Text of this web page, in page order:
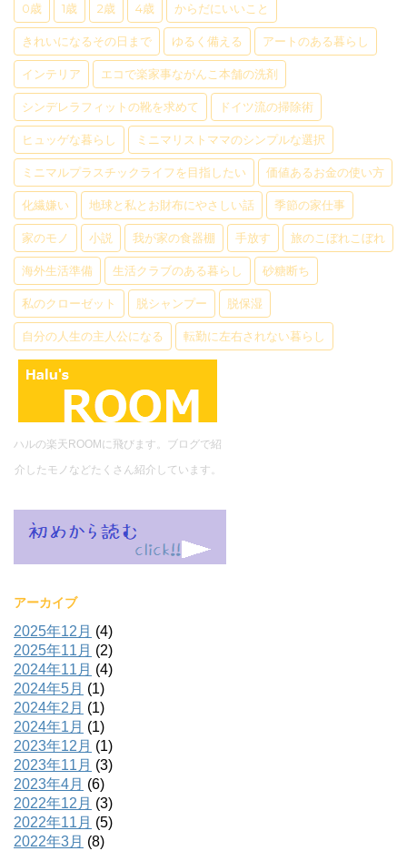
0歳 1歳 2歳 4歳 からだにいいこと
きれいになるその日まで ゆるく備える アートのある暮らし
インテリア エコで楽家事ながんこ本舗の洗剤
シンデレラフィットの靴を求めて ドイツ流の掃除術
ヒュッゲな暮らし ミニマリストママのシンプルな選択
ミニマルプラスチックライフを目指したい 価値あるお金の使い方
化繊嫌い 地球と私とお財布にやさしい話 季節の家仕事
家のモノ 小説 我が家の食器棚 手放す 旅のこぼれこぼれ
海外生活準備 生活クラブのある暮らし 砂糖断ち
私のクローゼット 脱シャンプー 脱保湿
自分の人生の主人公になる 転勤に左右されない暮らし
ハルの楽天ROOMに飛びます。ブログで紹
介したモノなどたくさん紹介しています。
アーカイブ
2025年12月 (4)
2025年11月 (2)
2024年11月 (4)
2024年5月 (1)
2024年2月 (1)
2024年1月 (1)
2023年12月 (1)
2023年11月 (3)
2023年4月 (6)
2022年12月 (3)
2022年11月 (5)
2022年3月 (8)